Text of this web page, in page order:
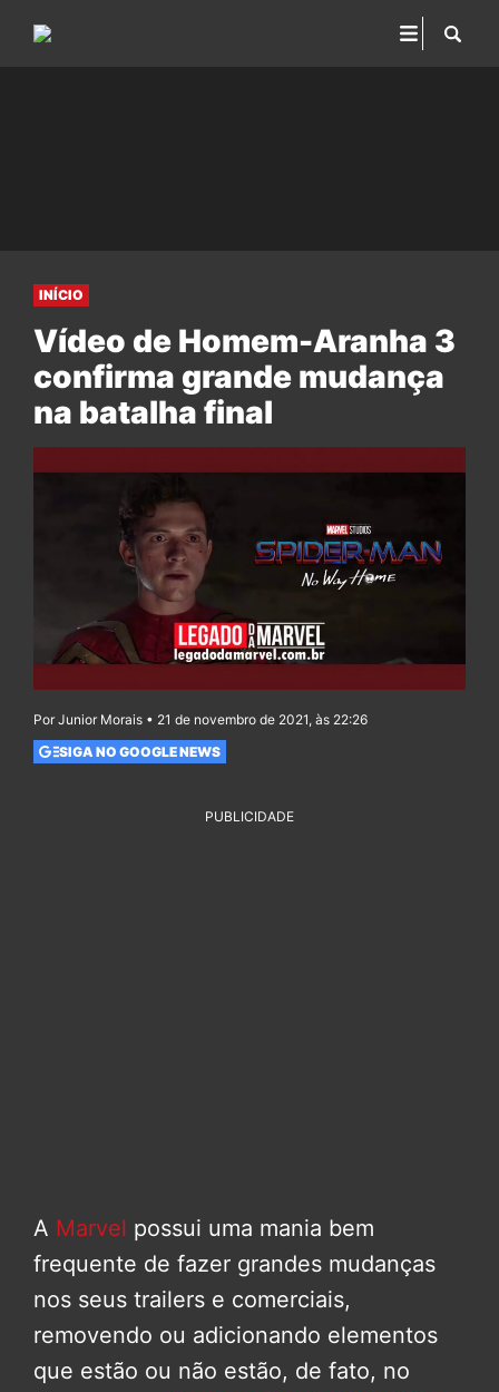
INÍCIO
Vídeo de Homem-Aranha 3
confirma grande mudança
na batalha final
Por Junior Morais • 21 de novembro de 2021, às 22:26
SIGA NO GOOGLE NEWS
PUBLICIDADE
A Marvel possui uma mania bem
frequente de fazer grandes mudanças
nos seus trailers e comerciais,
removendo ou adicionando elementos
que estão ou não estão, de fato, no